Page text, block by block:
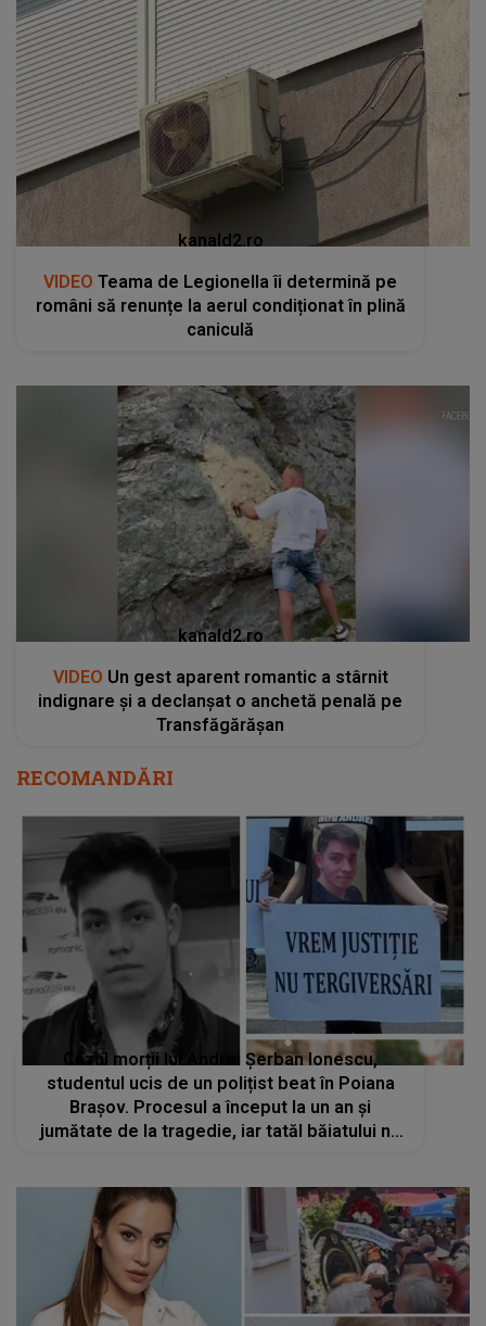
kanald2.ro
VIDEO Teama de Legionella îi determină pe
români să renunțe la aerul condiționat în plină
caniculă
kanald2.ro
VIDEO Un gest aparent romantic a stârnit
indignare și a declanșat o anchetă penală pe
Transfăgărășan
RECOMANDĂRI
Cazul morții lui Andrei Șerban Ionescu,
studentul ucis de un polițist beat în Poiana
Brașov. Procesul a început la un an și
jumătate de la tragedie, iar tatăl băiatului nu